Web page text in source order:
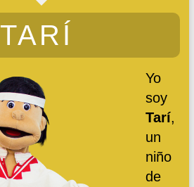
TARÍ
Yo
soy
Tarí,
un
niño
de